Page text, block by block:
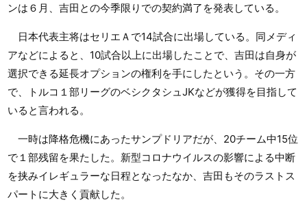
ンは６月、吉田との今季限りでの契約満了を発表している。
日本代表主将はセリエＡで14試合に出場している。同メディ
アなどによると、10試合以上に出場したことで、吉田は自身が
選択できる延長オプションの権利を手にしたという。その一方
で、トルコ１部リーグのベシクタシュJKなどが獲得を目指して
いると言われる。
一時は降格危機にあったサンプドリアだが、20チーム中15位
で１部残留を果たした。新型コロナウイルスの影響による中断
を挟みイレギュラーな日程となったなか、吉田もそのラストス
パートに大きく貢献した。